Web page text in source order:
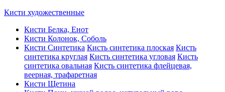
Кисти художественные
Кисти Белка, Енот
Кисти Колонок, Соболь
Кисти Синтетика Кисть синтетика плоская Кисть
синтетика круглая Кисть синтетика угловая Кисть
синтетика овальная Кисть синтетика флейцевая,
веерная, трафаретная
Кисти Щетина